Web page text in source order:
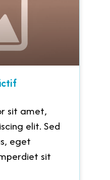
sit amet,
elit. Sed
eget
sit